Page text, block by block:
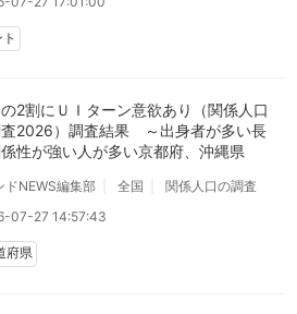
2割にＵＩターン意欲あり（関係人口
2026）調査結果 ～出身者が多い長
性が強い人が多い京都府、沖縄県
ドNEWS編集部 全国
関係人口の調査
07-27 14:57:43
府県